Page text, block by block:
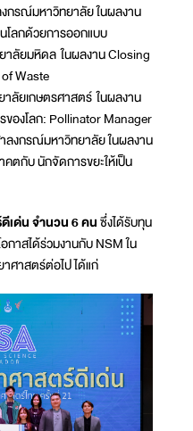
รณ์มหาวิทยาลัย ในผลงาน
โลกด้วยการออกแบบ
ลัยมหิดล ในผลงาน Closing
Waste
ลัยเกษตรศาสตร์ ในผลงาน
องโลก: Pollinator Manager
งกรณ์มหาวิทยาลัย ในผลงาน
ตกับ นักจัดการขยะให้เป็น
เด่น จำนวน 6 คนซึ่งได้รับทุน
าสได้ร่วมงานกับ NSM ใน
ศาสตร์ต่อไป ได้แก่